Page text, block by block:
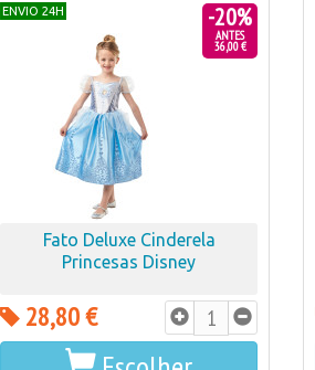
ENVIO 24H
-20%
ANTES
36,00 €
Fato Deluxe Cinderela
Princesas Disney
28,80 €